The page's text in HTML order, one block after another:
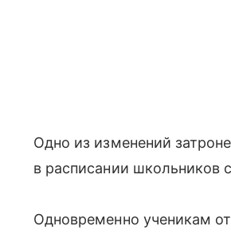
Одно из изменений
в расписании школьников
Одновременно ученикам